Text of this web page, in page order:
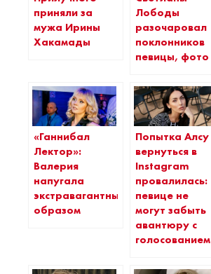
приняли за
мужа Ирины
Хакамады
Лободы
разочаровал
поклонников
певицы, фото
«Ганнибал
Лектор»:
Валерия
напугала
экстравагантным
образом
Попытка Алсу
вернуться в
Instagram
провалилась:
певице не
могут забыть
авантюру с
голосованием